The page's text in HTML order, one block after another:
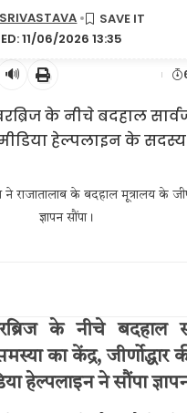
11/06/2026 13:35
🔊
राजातालाब के बदहाल मूत्रालय के
ज्ञापन सौंपा।
के नीचे बदहाल
का केंद्र, जीर्णोद्धार
हेल्पलाइन ने सौंपा